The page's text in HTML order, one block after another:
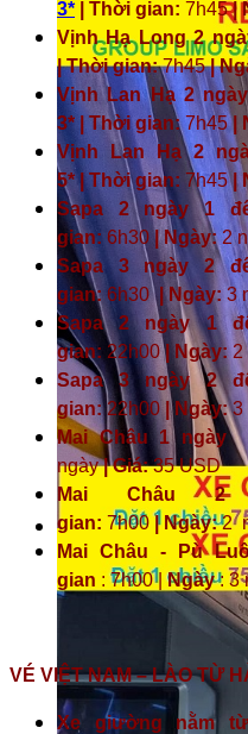
3* | Thời gian: 7h45|
Vịnh Hạ Long 2
| Thời gian:7h45|
Vịnh Lan Hạ 2
3* | Thời gian:7h45|
Vịnh Lan Hạ 2
5* | Thời gian: 7h45|
Sapa 2 ngày 1
gian: 6h30 | Ngày:2
Sapa 3 ngày 2
gian: 6h30| Ngày: 3
Sapa 2 ngày 1
gian: 22h00| Ngày:2
Sapa 3 ngày 2
gian:22h00 | Ngày:3
Mai Châu 1 ngày
ngày| Giá:35 USD
Mai Châu
gian: 7h00| Ngày:2
Mai Châu - Pù
gian : 7h00 |Ngày: 3
VÉ VIỆT NAM – LÀO TỪ
Xe giường nằm